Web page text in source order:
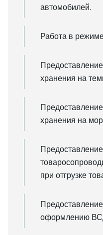
автомобилей.
Работа в
Предоставление
хранения на
Предоставление
хранения на
при отгрузке
оформлению